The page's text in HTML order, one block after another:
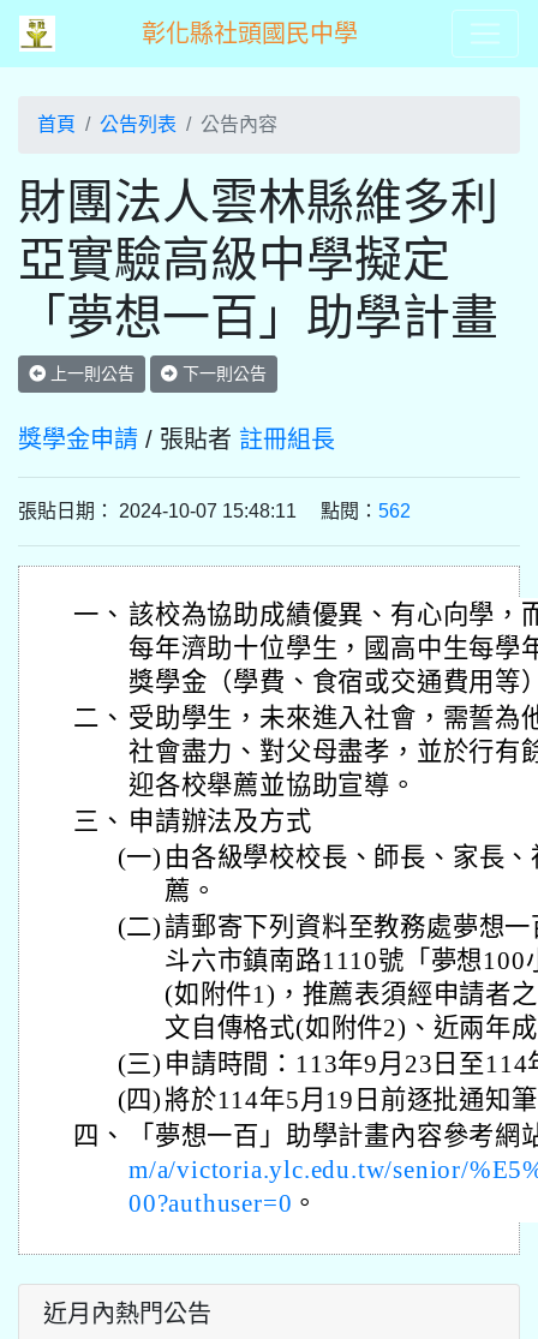
彰化縣社頭國民中學
首頁 公告列表 公告內容
財團法人雲林縣維多利
亞實驗高級中學擬定
「夢想一百」助學計畫
上一則公告 下一則公告
獎學金申請 / 張貼者 註冊組長
張貼日期： 2024-10-07 15:48:11 點閱： 562
一、 該校為協助成績優異、有心向學，
每年濟助十位學生，國高中生每學
獎學金（學費、食宿或交通費用等
二、 受助學生，未來進入社會，需誓為
社會盡力、對父母盡孝，並於行有
迎各校舉薦並協助宣導。
三、 申請辦法及方式
(一) 由各級學校校長、師長、家長
薦。
(二) 請郵寄下列資料至教務處夢想
斗六市鎮南路1110號「夢想
(如附件1)，推薦表須經申請者
文自傳格式(如附件2)、近兩年
(三) 申請時間：113年9月23日至
(四)將於114年5月19日前逐批通知
四、
「夢想一百」助學計畫內容參考網
m/a/victoria.ylc.edu.tw/senior/
00?authuser=0 。
近月內熱門公告